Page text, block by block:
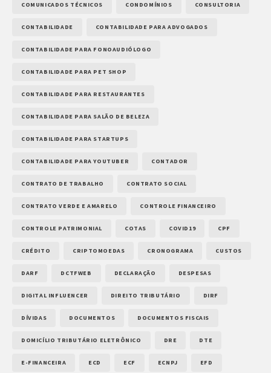
COMUNICADOS TÉCNICOS CONDOMÍNIOS CONSULTORIA
CONTABILIDADE CONTABILIDADE PARA ADVOGADOS
CONTABILIDADE PARA FONOAUDIÓLOGO
CONTABILIDADE PARA PET SHOP
CONTABILIDADE PARA RESTAURANTES
CONTABILIDADE PARA SALÃO DE BELEZA
CONTABILIDADE PARA STARTUPS
CONTABILIDADE PARA YOUTUBER CONTADOR
CONTRATO DE TRABALHO CONTRATO SOCIAL
CONTRATO VERDE E AMARELO CONTROLE FINANCEIRO
CONTROLE PATRIMONIAL COTAS COVID19 CPF
CRÉDITO CRIPTOMOEDAS CRONOGRAMA CUSTOS
DARF DCTFWEB DECLARAÇÃO DESPESAS
DIGITAL INFLUENCER DIREITO TRIBUTÁRIO DIRF
DÍVIDAS DOCUMENTOS DOCUMENTOS FISCAIS
DOMICÍLIO TRIBUTÁRIO ELETRÔNICO DRE DTE
E-FINANCEIRA ECD ECF ECNPJ EFD